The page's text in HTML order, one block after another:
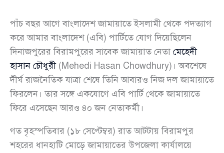
পাঁচ বছর আগে বাংলাদেশ জামায়াতে ইসলামী থেকে পদত্যাগ
করে আমার বাংলাদেশ (এবি) পার্টিতে যোগ দিয়েছিলেন
দিনাজপুরের বিরামপুরের সাবেক জামায়াত নেতা মেহেদী
হাসান চৌধুরী(Mehedi Hasan Chowdhury)। অবশেষে
দীর্ঘ রাজনৈতিক যাত্রা শেষে তিনি আবারও নিজ দল জামায়াতে
ফিরলেন। তার সঙ্গে একযোগে এবি পার্টি থেকে জামায়াতে
ফিরে এসেছেন আরও ৪০ জন নেতাকর্মী।
গত বৃহস্পতিবার (১৮ সেপ্টেম্বর) রাত আটটায় বিরামপুর
শহরের ধানহাটি মোড়ে জামায়াতের উপজেলা কার্যালয়ে